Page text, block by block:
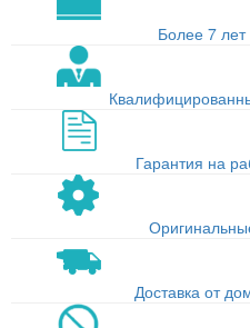
Более 7
Гарантия на
Доставка от